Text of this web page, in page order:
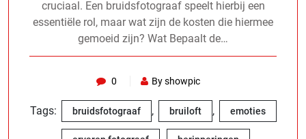
cruciaal. Een bruidsfotograaf speelt hierbij een
essentiële rol, maar wat zijn de kosten die hiermee
gemoeid zijn? Wat Bepaalt de…
0 By showpic
Tags: bruidsfotograaf , bruiloft , emoties